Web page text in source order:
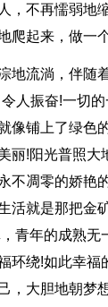
，不再懦弱地
爬起来，做一
地流淌，伴随
人振奋!一切
像铺上了绿色
丽!阳光普照
不凋零的娇艳
活就是那把金
青年的成熟
环绕!如此幸
，大胆地朝梦